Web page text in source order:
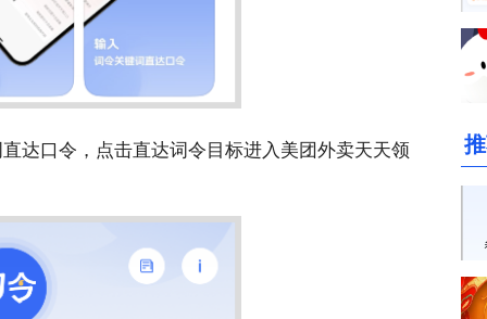
达口令，点击直达词令目标进入美团外卖天天领